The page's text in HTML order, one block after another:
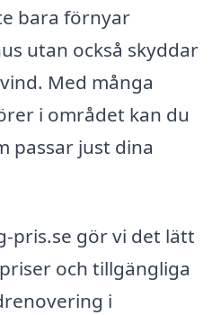
bara förnyar
utan också skyddar
Med många
i området kan du
passar just dina
pris.se gör vi det lätt
och tillgängliga
i